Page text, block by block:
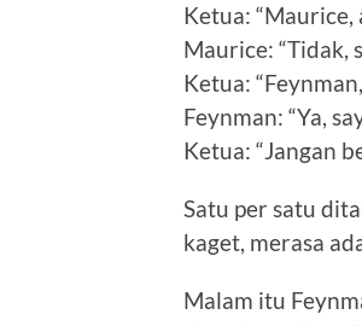
Ketua: “Maurice,
Maurice: “Tidak,
Ketua:
Feynman: “Ya,
Ketua: “Jangan
Satu per satu
kaget, merasa
Malam itu